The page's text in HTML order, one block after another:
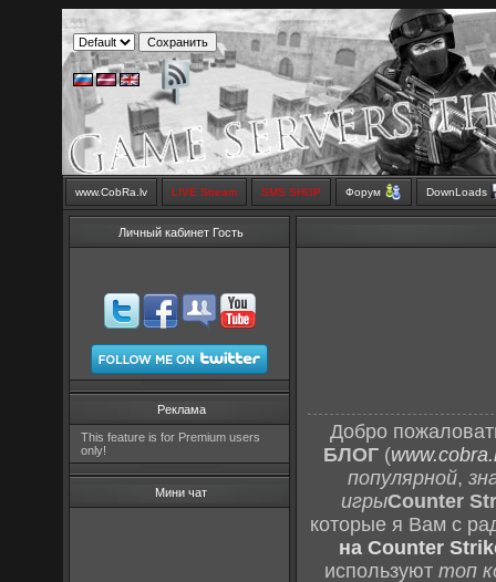
www.CobRa.lv LIVE Stream SMS SHOP Форум DownLoads
Личный кабинет Гость
Реклама
This feature is for Premium users
only!
Мини чат
Добро
БЛОГ(
популярной,
игрыCounter
которые я Вам с
на Counter
используют топ